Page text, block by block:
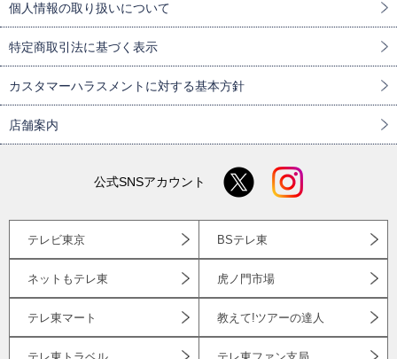
個人情報の取り扱いについて
特定商取引法に基づく表示
カスタマーハラスメントに対する基本方針
店舗案内
公式SNSアカウント
テレビ東京 BSテレ東
ネットもテレ東 虎ノ門市場
テレ東マート 教えて!ツアーの達人